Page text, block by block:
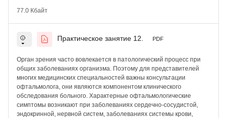
77.0 Кбайт
Практическое занятие 12. PDF
Орган зрения часто вовлекается в патологический процесс при
общих заболеваниях организма. Поэтому для представителей
многих медицинских специальностей важны консультации
офтальмолога, они являются компонентом клинического
обследования больного. Характерные офтальмологические
симптомы возникают при заболеваниях сердечно-сосудистой,
эндокринной, нервной систем, заболеваниях системы крови,